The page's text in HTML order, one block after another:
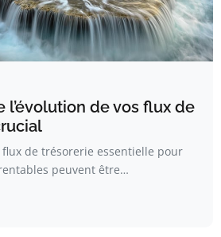
l’évolution de vos flux de
flux de trésorerie essentielle pour
peuvent être…